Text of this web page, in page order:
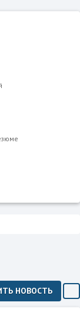
НОВОСТЬ